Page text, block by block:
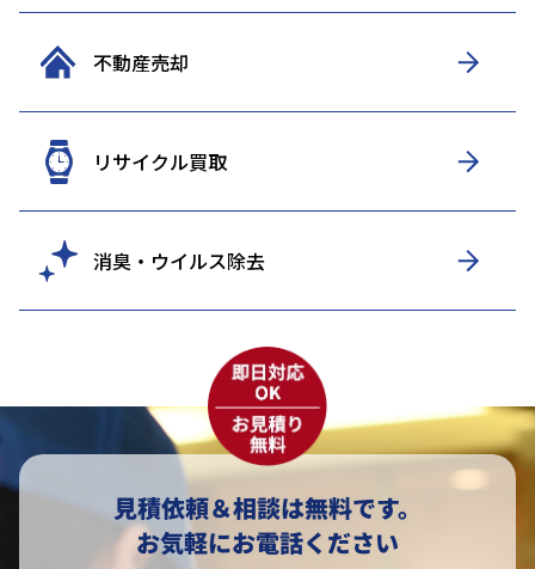
不動産売却
リサイクル買取
消臭・ウイルス除去
見積依頼＆相談は無料です。
お気軽にお電話ください